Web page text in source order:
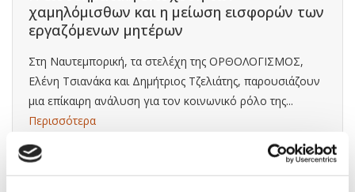
χαμηλόμισθων και η μείωση εισφορών των
εργαζόμενων μητέρων
Στη Ναυτεμπορική, τα στελέχη της ΟΡΘΟΛΟΓΙΣΜΟΣ,
Ελένη Τσιανάκα και Δημήτριος Τζελιάτης, παρουσιάζουν
μια επίκαιρη ανάλυση για τον κοινωνικό ρόλο της...
Περισσότερα